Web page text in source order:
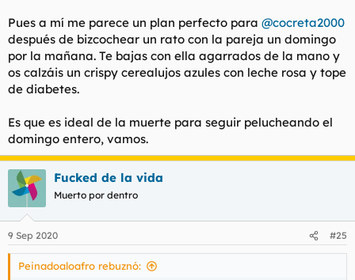
Pues a mí me parece un plan perfecto para @cocreta2000
después de bizcochear un rato con la pareja un domingo
por la mañana. Te bajas con ella agarrados de la mano y
os calzáis un crispy cerealujos azules con leche rosa y tope
de diabetes.
Es que es ideal de la muerte para seguir pelucheando el
domingo entero, vamos.
Fucked de la vida
Muerto por dentro
9 Sep 2020 #25
Peinadoaloafro rebuznó: